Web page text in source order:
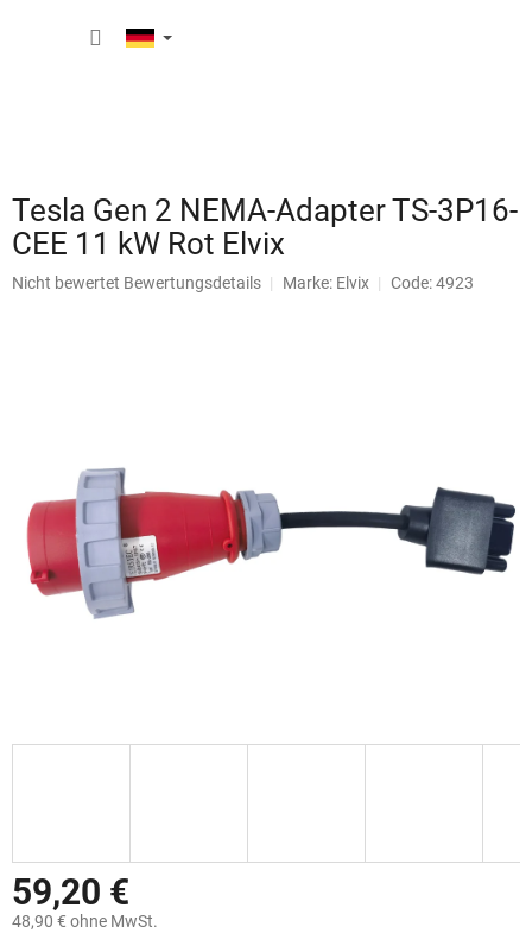
Tesla Gen 2 NEMA-Adapter TS-3P16-
CEE 11 kW Rot Elvix
Die
Nicht bewertet Bewertungsdetails Marke: Elvix Code: 4923
59,20 €
48,90 € ohne MwSt.